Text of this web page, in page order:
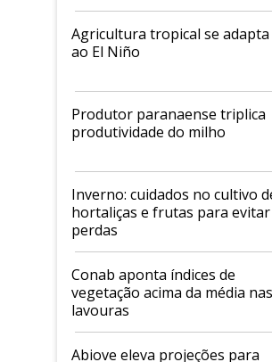
Agricultura tropical se adapta
ao El Niño
Produtor paranaense triplica
produtividade do milho
Inverno: cuidados no cultivo
hortaliças e frutas para evitar
perdas
Conab aponta índices de
vegetação acima da média nas
lavouras
Abiove eleva projeções para